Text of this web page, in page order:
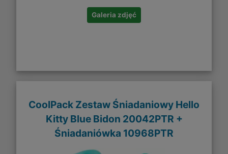
Galeria zdjęć
CoolPack Zestaw Śniadaniowy Hello
Kitty Blue Bidon 20042PTR +
Śniadaniówka 10968PTR